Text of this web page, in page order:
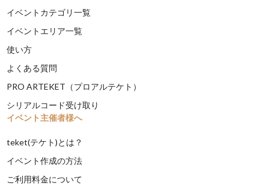
イベントカテゴリ一覧
イベントエリア一覧
使い方
よくある質問
PRO ARTEKET（プロアルテケト）
シリアルコード受け取り
イベント主催者様へ
teket(テケト)とは？
イベント作成の方法
ご利用料金について